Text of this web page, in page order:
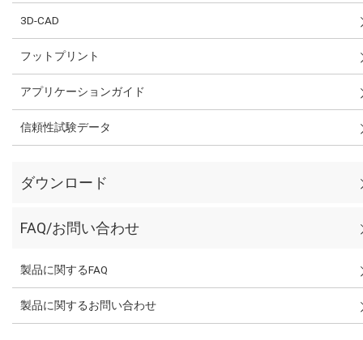
3D-CAD
フットプリント
アプリケーションガイド
信頼性試験データ
ダウンロード
FAQ/お問い合わせ
製品に関するFAQ
製品に関するお問い合わせ